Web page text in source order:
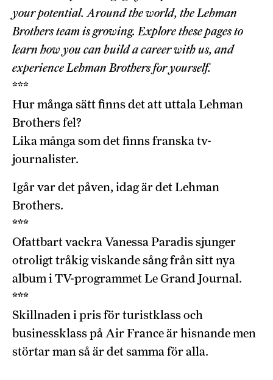
your potential. Around the world, the Lehman
Brothers team is growing. Explore these pages to
learn how you can build a career with us, and
experience Lehman Brothers for yourself.
***
Hur många sätt finns det att uttala Lehman
Brothers fel?
Lika många som det finns franska tv-
journalister.
Igår var det påven, idag är det Lehman
Brothers.
***
Ofattbart vackra Vanessa Paradis sjunger
otroligt tråkig viskande sång från sitt nya
album i TV-programmet Le Grand Journal.
***
Skillnaden i pris för turistklass och
businessklass på Air France är hisnande men
störtar man så är det samma för alla.